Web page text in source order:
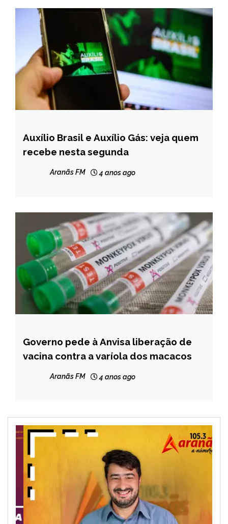
BRASIL
NOTÍCIAS
Auxílio Brasil e Auxílio Gás: veja quem
recebe nesta segunda
Aranãs FM 4 anos ago
BRASIL
NOTÍCIAS
Governo pede à Anvisa liberação de
vacina contra a varíola dos macacos
Aranãs FM 4 anos ago